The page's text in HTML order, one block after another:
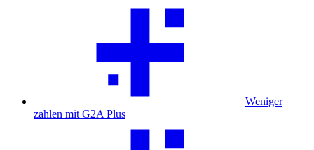
Weniger
zahlen mit G2A Plus